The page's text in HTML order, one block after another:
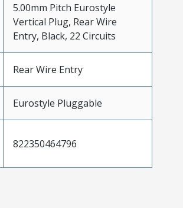
5.00mm Pitch Eurostyle
Vertical Plug, Rear Wire
Entry, Black, 22 Circuits
Rear Wire Entry
Eurostyle Pluggable
822350464796